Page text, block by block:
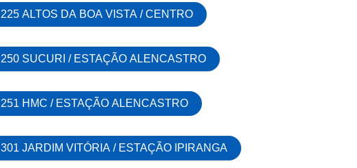
225 ALTOS DA BOA VISTA / CENTRO
250 SUCURI / ESTAÇÃO ALENCASTRO
251 HMC / ESTAÇÃO ALENCASTRO
301 JARDIM VITÓRIA / ESTAÇÃO IPIRANGA